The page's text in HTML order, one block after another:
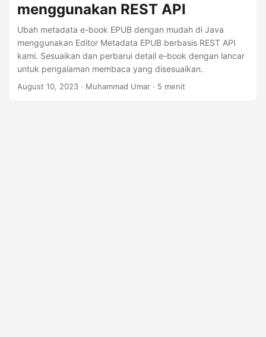
menggunakan REST API
Ubah metadata e-book EPUB dengan mudah di Java
menggunakan Editor Metadata EPUB berbasis REST API
kami. Sesuaikan dan perbarui detail e-book dengan lancar
untuk pengalaman membaca yang disesuaikan.
August 10, 2023 · Muhammad Umar · 5 menit